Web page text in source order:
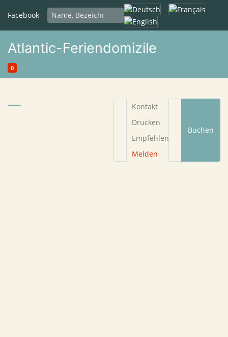
Facebook
Sprache auswählen
Atlantic-Feriendomizile
0
Kontakt
Drucken
Empfehlen
Melden
Buchen